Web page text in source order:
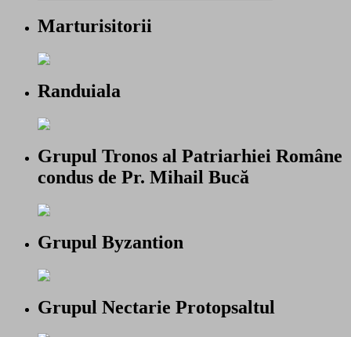
Marturisitorii
Randuiala
Grupul Tronos al Patriarhiei Române
condus de Pr. Mihail Bucă
Grupul Byzantion
Grupul Nectarie Protopsaltul